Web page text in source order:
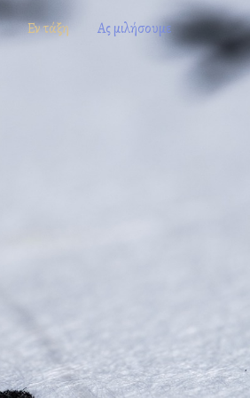
Εν τάξη Ας μιλήσουμε